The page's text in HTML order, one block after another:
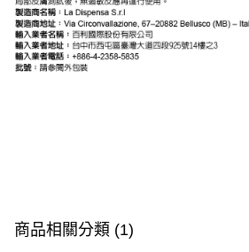
商品相關分類 (1)